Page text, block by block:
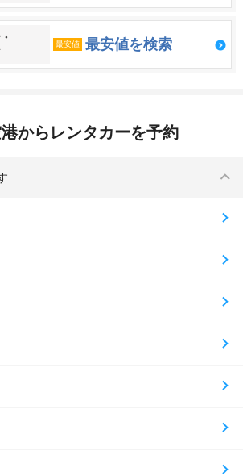
最安値 最安値を検索
からレンタカーを予約